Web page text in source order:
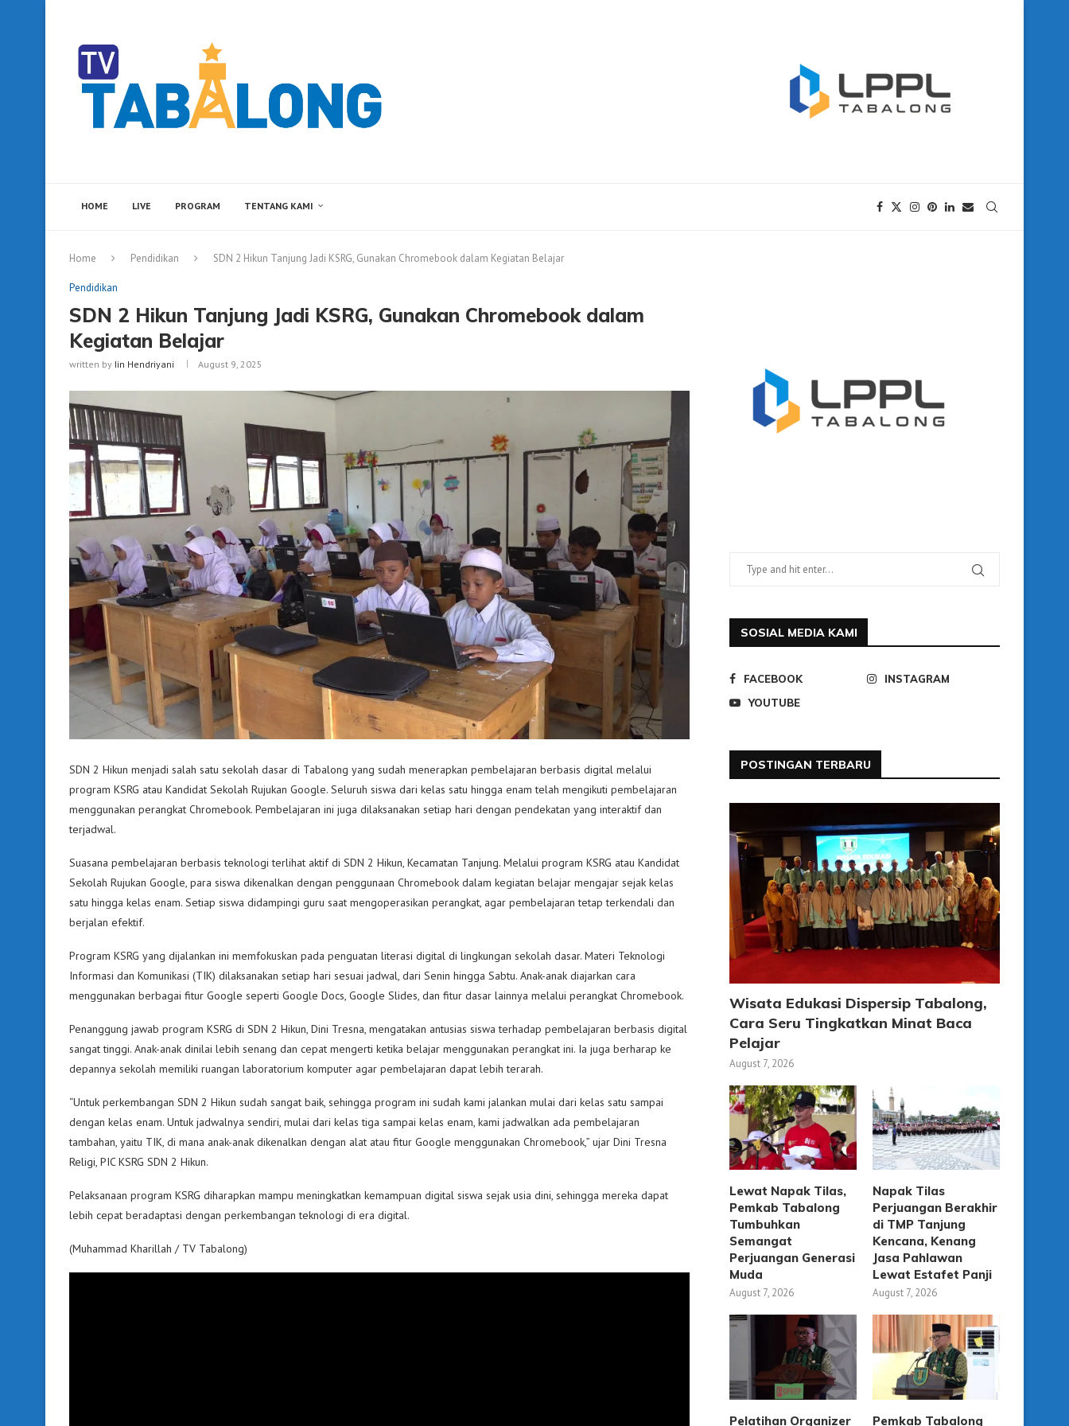
HOME LIVE PROGRAM TENTANG KAMI
Home Pendidikan SDN 2 Hikun Tanjung Jadi KSRG, Gunakan Chromebook dalam Kegiatan Belajar
Pendidikan
SDN 2 Hikun Tanjung Jadi KSRG, Gunakan Chromebook dalam
Kegiatan Belajar
written by Iin Hendriyani August 9, 2025
SDN 2 Hikun menjadi salah satu sekolah dasar di Tabalong yang sudah menerapkan pembelajaran berbasis digital melalui
program KSRG atau Kandidat Sekolah Rujukan Google. Seluruh siswa dari kelas satu hingga enam telah mengikuti pembelajaran
menggunakan perangkat Chromebook. Pembelajaran ini juga dilaksanakan setiap hari dengan pendekatan yang interaktif dan
terjadwal.
Suasana pembelajaran berbasis teknologi terlihat aktif di SDN 2 Hikun, Kecamatan Tanjung. Melalui program KSRG atau Kandidat
Sekolah Rujukan Google, para siswa dikenalkan dengan penggunaan Chromebook dalam kegiatan belajar mengajar sejak kelas
satu hingga kelas enam. Setiap siswa didampingi guru saat mengoperasikan perangkat, agar pembelajaran tetap terkendali dan
berjalan efektif.
Program KSRG yang dijalankan ini memfokuskan pada penguatan literasi digital di lingkungan sekolah dasar. Materi Teknologi
Informasi dan Komunikasi (TIK) dilaksanakan setiap hari sesuai jadwal, dari Senin hingga Sabtu. Anak-anak diajarkan cara
menggunakan berbagai fitur Google seperti Google Docs, Google Slides, dan fitur dasar lainnya melalui perangkat Chromebook.
Penanggung jawab program KSRG di SDN 2 Hikun, Dini Tresna, mengatakan antusias siswa terhadap pembelajaran berbasis digital
sangat tinggi. Anak-anak dinilai lebih senang dan cepat mengerti ketika belajar menggunakan perangkat ini. Ia juga berharap ke
depannya sekolah memiliki ruangan laboratorium komputer agar pembelajaran dapat lebih terarah.
“Untuk perkembangan SDN 2 Hikun sudah sangat baik, sehingga program ini sudah kami jalankan mulai dari kelas satu sampai
dengan kelas enam. Untuk jadwalnya sendiri, mulai dari kelas tiga sampai kelas enam, kami jadwalkan ada pembelajaran
tambahan, yaitu TIK, di mana anak-anak dikenalkan dengan alat atau fitur Google menggunakan Chromebook,” ujar Dini Tresna
Religi, PIC KSRG SDN 2 Hikun.
Pelaksanaan program KSRG diharapkan mampu meningkatkan kemampuan digital siswa sejak usia dini, sehingga mereka dapat
lebih cepat beradaptasi dengan perkembangan teknologi di era digital.
(Muhammad Kharillah / TV Tabalong)
SOSIAL MEDIA KAMI
FACEBOOK
INSTAGRAM
YOUTUBE
POSTINGAN TERBARU
Wisata Edukasi Dispersip Tabalong,
Cara Seru Tingkatkan Minat Baca
Pelajar
August 7, 2026
Lewat Napak Tilas,
Pemkab Tabalong
Tumbuhkan
Semangat
Perjuangan Generasi
Muda
August 7, 2026
Napak Tilas
Perjuangan Berakhir
di TMP Tanjung
Kencana, Kenang
Jasa Pahlawan
Lewat Estafet Panji
August 7, 2026
Pelatihan Organizer Pemkab Tabalong